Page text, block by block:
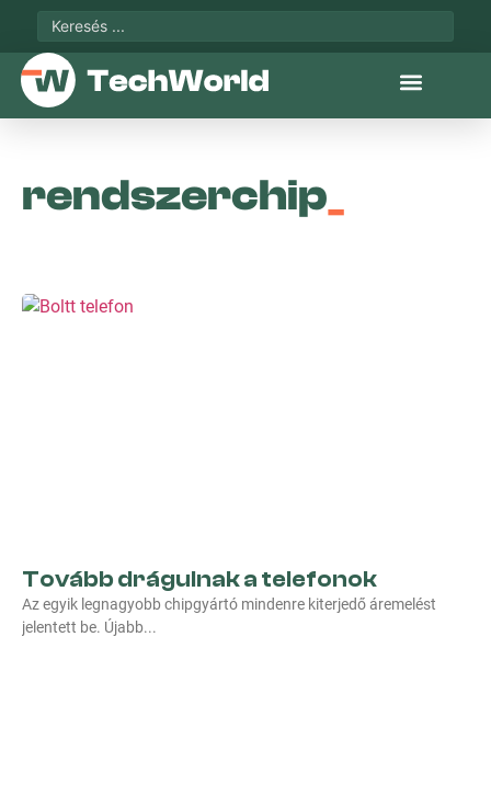
rendszerchip
Tovább drágulnak a telefonok
Az egyik legnagyobb chipgyártó mindenre kiterjedő áremelést
jelentett be. Újabb